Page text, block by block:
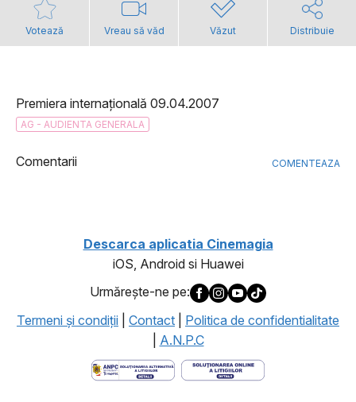
Votează Vreau să văd Văzut Distribuie
Premiera internațională 09.04.2007
AG - AUDIENTA GENERALA
Comentarii COMENTEAZA
Descarca aplicatia Cinemagia
iOS, Android si Huawei
Urmăreşte-ne pe:
Termeni şi condiţii
Contact
Politica de confidentialitate
A.N.P.C